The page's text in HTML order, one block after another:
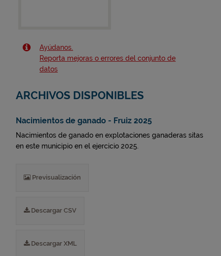
Ayúdanos.
Reporta mejoras o errores del conjunto de
datos
ARCHIVOS DISPONIBLES
Nacimientos de ganado - Fruiz 2025
Nacimientos de ganado en explotaciones ganaderas sitas
en este municipio en el ejercicio 2025.
Previsualización
Descargar CSV
Descargar XML